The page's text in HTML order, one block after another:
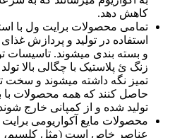
کاهش دهد.
تمامی محصولات برایت ول با
استفاده در تولید و پردازش
و بسته بندی می­شوند. تاسیسات
زنگ ئ پلاستیک با چگالی بالا
تمیز نگه داشته می­شوند و سخت
حاصل کنند که همه محصولات با
تولید شده و از کمپانی خارج
محصولات مایع آکواریومی
عناصر خاص است (مثل کلسیم،